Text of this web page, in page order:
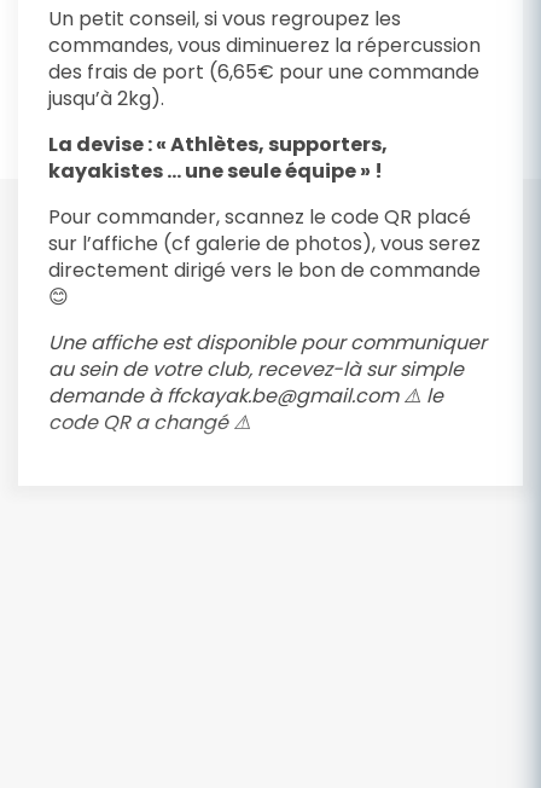
Un petit conseil, si vous regroupez les
commandes, vous diminuerez la répercussion
des frais de port (6,65€ pour une commande
jusqu’à 2kg).
La devise : « Athlètes, supporters,
kayakistes … une seule équipe » !
Pour commander, scannez le code QR placé
sur l’affiche (cf galerie de photos), vous serez
directement dirigé vers le bon de commande
😊
Une affiche est disponible pour communiquer
au sein de votre club, recevez-là sur simple
demande à ffckayak.be@gmail.com ⚠️ le
code QR a changé ⚠️